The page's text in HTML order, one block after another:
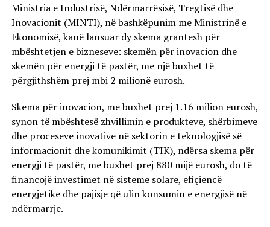
Ministria e Industrisë, Ndërmarrësisë, Tregtisë dhe
Inovacionit (MINTI), në bashkëpunim me Ministrinë e
Ekonomisë, kanë lansuar dy skema grantesh për
mbështetjen e bizneseve: skemën për inovacion dhe
skemën për energji të pastër, me një buxhet të
përgjithshëm prej mbi 2 milionë eurosh.
Skema për inovacion, me buxhet prej 1.16 milion eurosh,
synon të mbështesë zhvillimin e produkteve, shërbimeve
dhe proceseve inovative në sektorin e teknologjisë së
informacionit dhe komunikimit (TIK), ndërsa skema për
energji të pastër, me buxhet prej 880 mijë eurosh, do të
financojë investimet në sisteme solare, efiçiencë
energjetike dhe pajisje që ulin konsumin e energjisë në
ndërmarrje.